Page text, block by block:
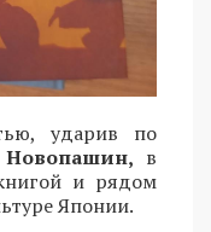
ударив по
Новопашин, в
и рядом
Японии.